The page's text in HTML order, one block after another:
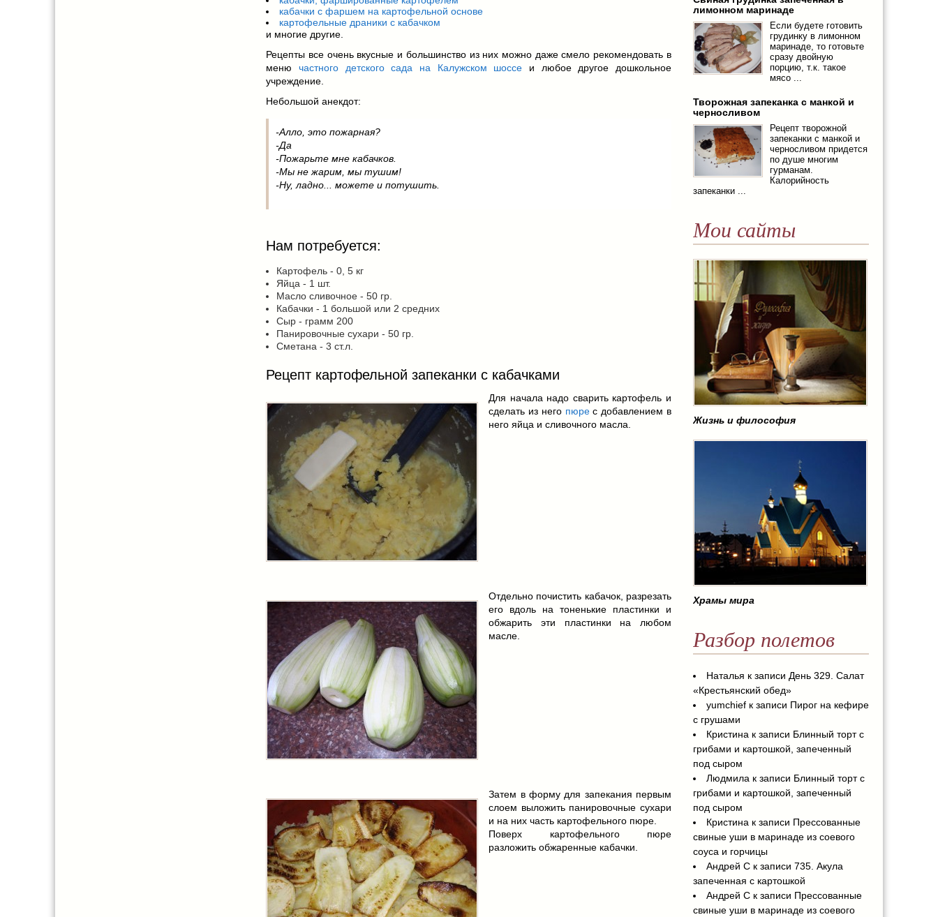
кабачки с фаршем на картофельной основе
картофельные драники с кабачком
и многие другие.
Рецепты все очень вкусные и большинство из них можно даже смело рекомендовать в
меню частного детского сада на Калужском шоссе и любое другое дошкольное
учреждение.
Небольшой анекдот:
-Алло, это пожарная?
-Да
-Пожарьте мне кабачков.
-Мы не жарим, мы тушим!
-Ну, ладно... можете и потушить.
Нам потребуется:
Картофель - 0, 5 кг
Яйца - 1 шт.
Масло сливочное - 50 гр.
Кабачки - 1 большой или 2 средних
Сыр - грамм 200
Панировочные сухари - 50 гр.
Сметана - 3 ст.л.
Рецепт картофельной запеканки с кабачками
Для начала надо сварить картофель и
сделать из него пюрес добавлением в
него яйца и сливочного масла.
Отдельно почистить кабачок, разрезать
его вдоль на тоненькие пластинки и
обжарить эти пластинки на любом
масле.
Затем в форму для запекания первым
слоем выложить панировочные сухари
и на них часть картофельного пюре.
Поверх картофельного пюре
разложить обжаренные кабачки.
лимонном маринаде
Если будете готовить
грудинку в лимонном
маринаде, то готовьте
сразу двойную
порцию, т.к. такое
мясо ...
Творожная запеканка с манкой и
черносливом
Рецепт творожной
запеканки с манкой и
черносливом придется
по душе многим
гурманам.
Калорийность
запеканки ...
Мои сайты
Жизнь и философия
Храмы мира
Разбор полетов
Наталья к записи День 329. Салат
«Крестьянский обед»
yumchiefк записи Пирог на кефире
с грушами
Кристинак записи Блинный торт с
грибами и картошкой, запеченный
под сыром
Людмилак записи Блинный торт с
грибами и картошкой, запеченный
под сыром
Кристинак записи Прессованные
свиные уши в маринаде из соевого
соуса и горчицы
Андрей Ск записи 735. Акула
запеченная с картошкой
Андрей Ск записи Прессованные
свиные уши в маринаде из соевого